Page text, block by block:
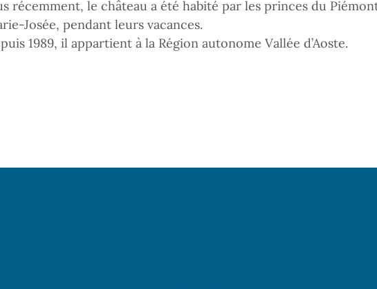
récemment, le château a été habité par les princes du
Josée, pendant leurs vacances.
1989, il appartient à la Région autonome Vallée d’Aoste.